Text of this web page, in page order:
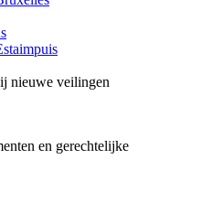
nieuwe veilingen
en gerechtelijke